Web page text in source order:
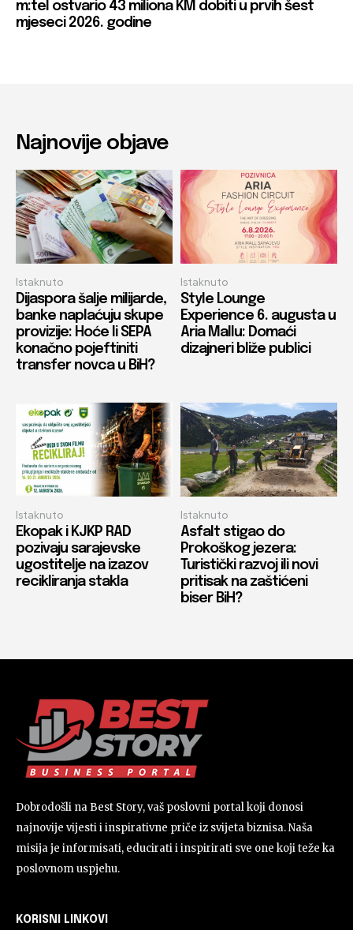
m:tel ostvario 43 miliona KM dobiti u prvih šest
mjeseci 2026. godine
Najnovije objave
Istaknuto
Dijaspora šalje milijarde,
banke naplaćuju skupe
provizije: Hoće li SEPA
konačno pojeftiniti
transfer novca u BiH?
Istaknuto
Style Lounge
Experience 6. augusta u
Aria Mallu: Domaći
dizajneri bliže publici
Istaknuto
Ekopak i KJKP RAD
pozivaju sarajevske
ugostitelje na izazov
recikliranja stakla
Istaknuto
Asfalt stigao do
Prokoškog jezera:
Turistički razvoj ili novi
pritisak na zaštićeni
biser BiH?
Dobrodošli na Best Story, vaš poslovni portal koji donosi
najnovije vijesti i inspirativne priče iz svijeta biznisa. Naša
misija je informisati, educirati i inspirirati sve one koji teže ka
poslovnom uspjehu.
KORISNI LINKOVI